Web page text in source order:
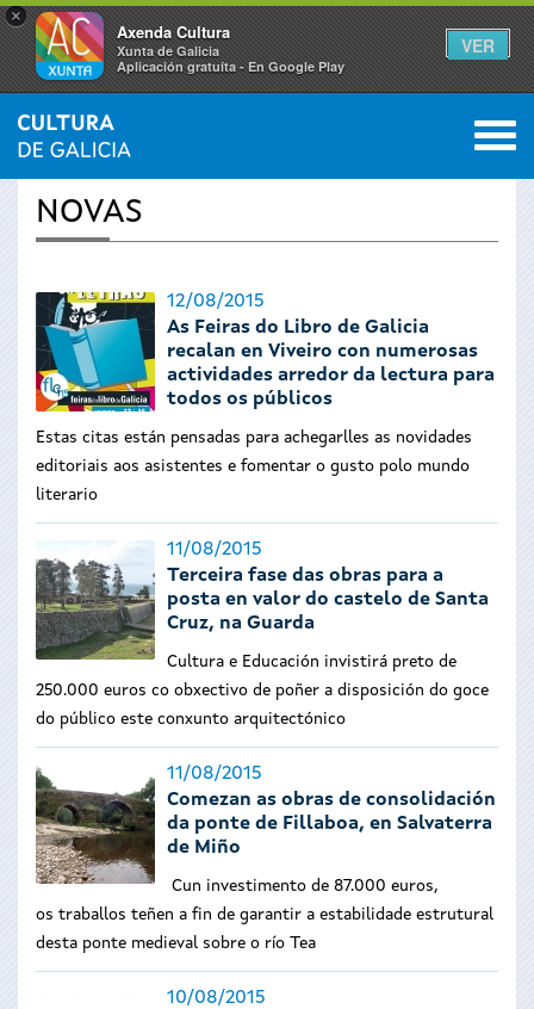
×
Axenda Cultura
Xunta de Galicia
Aplicación gratuíta - En Google Play
VER
Vostede
está
aquí
INICIO › ACTUALIDADE 0
NOVAS
12/08/2015
As Feiras do Libro de Galicia
recalan en Viveiro con numerosas
actividades arredor da lectura para
todos os públicos
Estas citas están pensadas para achegarlles as novidades
editoriais aos asistentes e fomentar o gusto polo mundo
literario
11/08/2015
Terceira fase das obras para a
posta en valor do castelo de Santa
Cruz, na Guarda
Cultura e Educación invistirá preto de
250.000 euros co obxectivo de poñer a disposición do goce
do público este conxunto arquitectónico
11/08/2015
Comezan as obras de consolidación
da ponte de Fillaboa, en Salvaterra
de Miño
Cun investimento de 87.000 euros,
os traballos teñen a fin de garantir a estabilidade estrutural
desta ponte medieval sobre o río Tea
10/08/2015